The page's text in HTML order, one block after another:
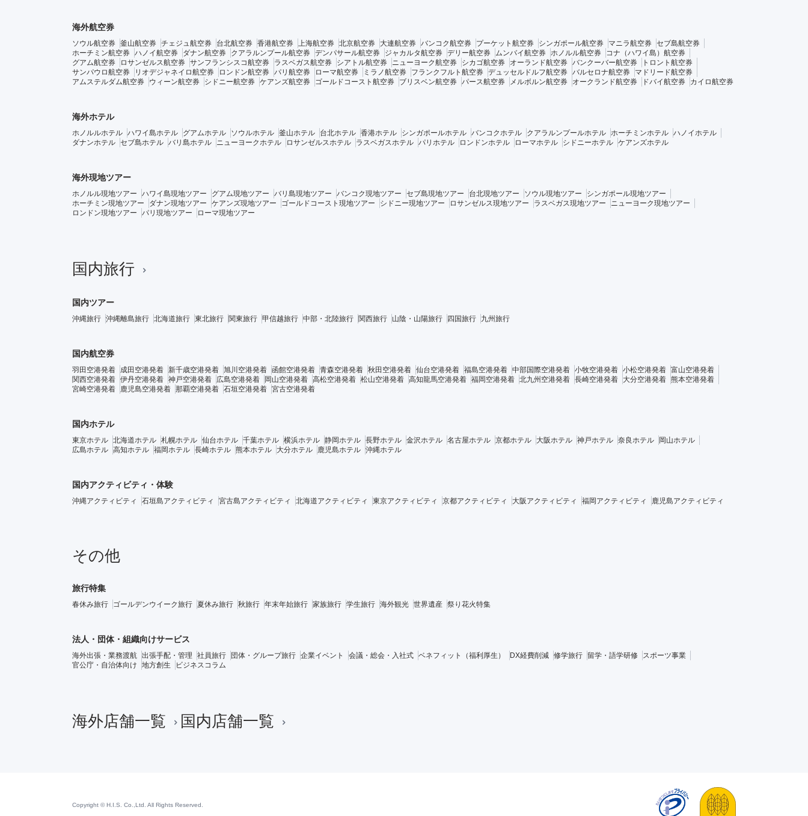
海外航空券
ソウル航空券 釜山航空券 チェジュ航空券 台北航空券 香港航空券 上海航空券 北京航空券 大連航空券 バンコク航空券 プーケット航空券 シンガポール航空券 マニラ航空券 セブ島航空券
ホーチミン航空券 ハノイ航空券 ダナン航空券 クアラルンプール航空券 デンパサール航空券 ジャカルタ航空券 デリー航空券 ムンバイ航空券 ホノルル航空券
コナ（ハワイ島）航空券
グアム航空券
ロサンゼルス航空券 サンフランシスコ航空券 ラスベガス航空券 シアトル航空券 ニューヨーク航空券 シカゴ航空券 オーランド航空券 バンクーバー航空券
トロント航空券
サンパウロ航空券
リオデジャネイロ航空券 ロンドン航空券 パリ航空券 ローマ航空券 ミラノ航空券 フランクフルト航空券 デュッセルドルフ航空券 バルセロナ航空券
マドリード航空券
アムステルダム航空券
ウィーン航空券 シドニー航空券 ケアンズ航空券 ゴールドコースト航空券 ブリスベン航空券 パース航空券 メルボルン航空券 オークランド航空券 ドバイ航空券 カイロ航空券
海外ホテル
ホノルルホテル ハワイ島ホテル グアムホテル ソウルホテル 釜山ホテル 台北ホテル 香港ホテル シンガポールホテル バンコクホテル クアラルンプールホテル ホーチミンホテル ハノイホテル
ダナンホテル セブ島ホテル バリ島ホテル ニューヨークホテル ロサンゼルスホテル ラスベガスホテル パリホテル ロンドンホテル ローマホテル シドニーホテル ケアンズホテル
海外現地ツアー
ホノルル現地ツアー ハワイ島現地ツアー グアム現地ツアー バリ島現地ツアー バンコク現地ツアー セブ島現地ツアー 台北現地ツアー ソウル現地ツアー
シンガポール現地ツアー
ホーチミン現地ツアー
ダナン現地ツアー ケアンズ現地ツアー ゴールドコースト現地ツアー シドニー現地ツアー ロサンゼルス現地ツアー ラスベガス現地ツアー
ニューヨーク現地ツアー
ロンドン現地ツアー
パリ現地ツアー ローマ現地ツアー
国内旅行
国内ツアー
沖縄旅行 沖縄離島旅行 北海道旅行 東北旅行 関東旅行 甲信越旅行 中部・北陸旅行 関西旅行 山陰・山陽旅行 四国旅行 九州旅行
国内航空券
羽田空港発着 成田空港発着 新千歳空港発着 旭川空港発着 函館空港発着 青森空港発着 秋田空港発着 仙台空港発着 福島空港発着 中部国際空港発着 小牧空港発着 小松空港発着 富山空港発着
関西空港発着 伊丹空港発着 神戸空港発着 広島空港発着 岡山空港発着 高松空港発着 松山空港発着 高知龍馬空港発着 福岡空港発着 北九州空港発着 長崎空港発着 大分空港発着 熊本空港発着
宮崎空港発着
鹿児島空港発着 那覇空港発着 石垣空港発着 宮古空港発着
国内ホテル
東京ホテル 北海道ホテル 札幌ホテル 仙台ホテル 千葉ホテル 横浜ホテル 静岡ホテル 長野ホテル 金沢ホテル 名古屋ホテル 京都ホテル 大阪ホテル 神戸ホテル 奈良ホテル
岡山ホテル
広島ホテル 高知ホテル 福岡ホテル 長崎ホテル 熊本ホテル 大分ホテル 鹿児島ホテル 沖縄ホテル
国内アクティビティ・体験
沖縄アクティビティ 石垣島アクティビティ 宮古島アクティビティ 北海道アクティビティ 東京アクティビティ 京都アクティビティ 大阪アクティビティ 福岡アクティビティ 鹿児島アクティビティ
その他
旅行特集
春休み旅行 ゴールデンウイーク旅行 夏休み旅行 秋旅行 年末年始旅行 家族旅行 学生旅行 海外観光 世界遺産 祭り花火特集
法人・団体・組織向けサービス
海外出張・業務渡航 出張手配・管理 社員旅行 団体・グループ旅行 企業イベント 会議・総会・入社式 ベネフィット（福利厚生） DX経費削減 修学旅行 留学・語学研修
スポーツ事業
官公庁・自治体向け
地方創生 ビジネスコラム
海外店舗一覧 国内店舗一覧
Copyright © H.I.S. Co.,Ltd. All Rights Reserved.